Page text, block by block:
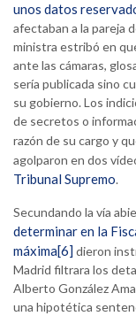
unos datos
afectaban a la pareja
ministra estribó en
ante las cámaras,
sería publicada sino
su gobierno. Los
de secretos o
razón de su cargo y
agolparon en dos
Tribunal Supremo.
Secundando la vía
determinar en la
máxima[6] dieron
Madrid filtrara los
Alberto González
una hipotética